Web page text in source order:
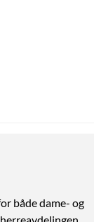
både dame- og